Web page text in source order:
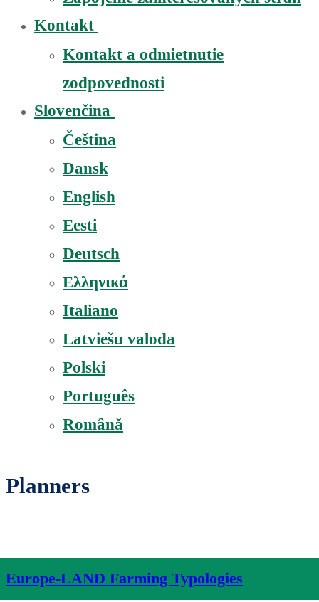
Kontakt
Kontakt a odmietnutie
zodpovednosti
Slovenčina
Čeština
Dansk
English
Eesti
Deutsch
Ελληνικά
Italiano
Latviešu valoda
Polski
Português
Română
Planners
Europe-LAND Farming Typologies